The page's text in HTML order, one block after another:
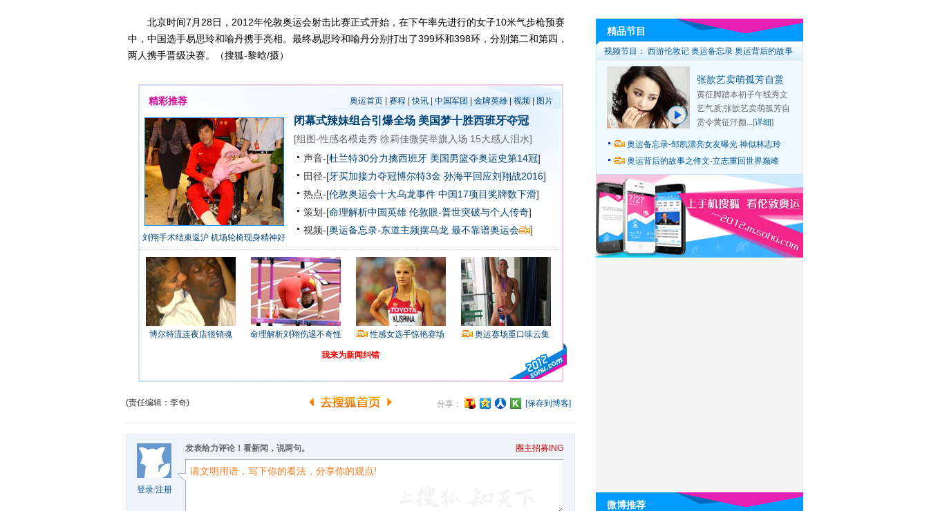
北京时间7月28日，2012年伦敦奥运会射击比赛正式开始，在下午率先进行的女子10米气步枪预赛
中，中国选手易思玲和喻丹携手亮相。最终易思玲和喻丹分别打出了399环和398环，分别第二和第四，
两人携手晋级决赛。（搜狐-黎晗/摄）
精彩推荐 奥运首页| 赛程 |快讯| 中国军团| 金牌英雄| 视频| 图片
刘翔手术结束返沪 机场轮椅现身精神好
闭幕式辣妹组合引爆全场 美国梦十胜西班牙夺冠
[组图-性感名模走秀 徐莉佳微笑举旗入场 15大感人泪水]
声音-[杜兰特30分力擒西班牙 美国男篮夺奥运史第14冠]
田径-[牙买加接力夺冠博尔特3金 孙海平回应刘翔战2016]
热点-[伦敦奥运会十大乌龙事件 中国17项目奖牌数下滑]
策划-[命理解析中国英雄 伦敦眼-普世突破与个人传奇]
视频-[奥运备忘录-东道主频摆乌龙 最不靠谱奥运会 ]
博尔特流连夜店很销魂 命理解析刘翔伤退不奇怪 性感女选手惊艳赛场 奥运赛场重口味云集
我来为新闻纠错
(责任编辑：李奇) 分享： [保存到博客]
登录/注册
发表给力评论！看新闻，说两句。 圈主招募ING
精品节目
视频节目： 西游伦敦记 奥运备忘录 奥运背后的故事
张歆艺卖萌孤芳自赏
黄征脚踏本初子午线秀文
艺气质;张歆艺卖萌孤芳自
赏令黄征汗颜...[详细]
奥运备忘录-邹凯漂亮女友曝光 神似林志玲
奥运背后的故事之佟文-立志重回世界巅峰
微博推荐